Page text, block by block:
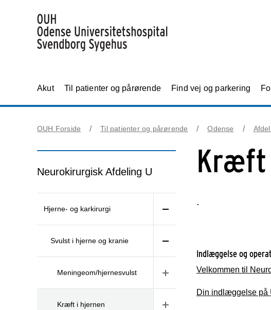
Akut Til patienter og pårørende Find vej og parkering
OUH Forside Til patienter og pårørende Odense
Neurokirurgisk Afdeling U
Hjerne- og karkirurgi
Svulst i hjerne og kranie
Meningeom/hjernesvulst
Kræft i hjernen
Kræft
.
Indlæggelse og
Velkommen til
Din indlæggelse på